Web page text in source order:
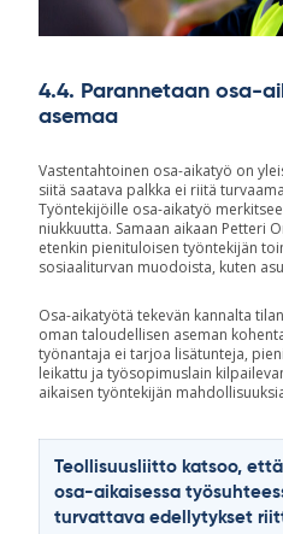
4.4. Parannetaan osa-
asemaa
Vastentahtoinen osa-aikatyö on
siitä saatava palkka ei riitä
Työntekijöille osa-aikatyö
niukkuutta. Samaan aikaan Petteri
etenkin pienituloisen työntekijän
sosiaaliturvan muodoista, kuten
Osa-aikatyötä tekevän kannalta
oman taloudellisen aseman
työnantaja ei tarjoa lisätunteja,
leikattu ja työsopimuslain
aikaisen työntekijän
Teollisuusliitto katsoo,
osa-aikaisessa
turvattava edellytykset